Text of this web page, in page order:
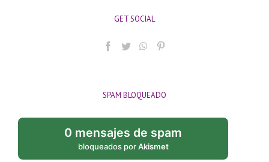
GET SOCIAL
SPAM BLOQUEADO
0 mensajes de spam
bloqueados porAkismet